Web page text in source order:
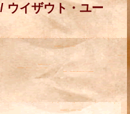
ウイザウト・ユー